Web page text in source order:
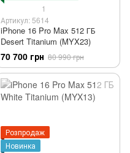
1
Артикул: 5614
iPhone 16 Pro Max 512 ГБ
Desert Titanium (MYX23)
70 700 грн 80 990 грн
Розпродаж
Новинка